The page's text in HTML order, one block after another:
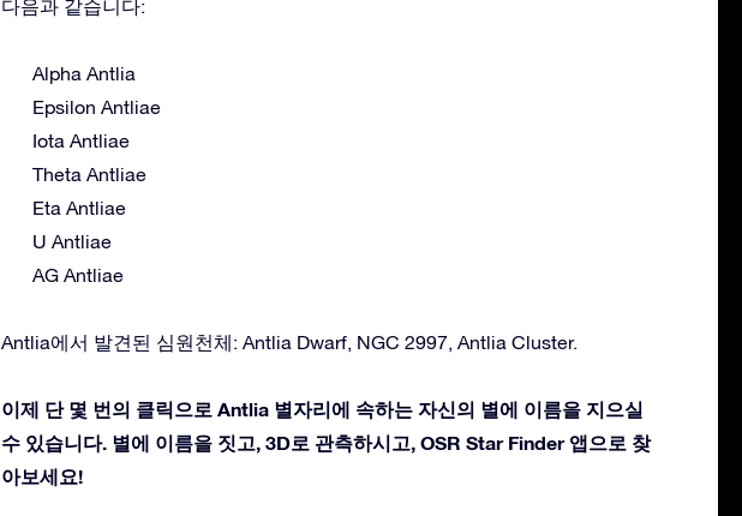
다음과 같습니다:
Alpha Antlia
Epsilon Antliae
Iota Antliae
Theta Antliae
Eta Antliae
U Antliae
AG Antliae
Antlia에서 발견된 심원천체: Antlia Dwarf, NGC 2997, Antlia Cluster.
이제 단 몇 번의 클릭으로 Antlia 별자리에 속하는 자신의 별에 이름을 지으실
수 있습니다. 별에 이름을 짓고, 3D로 관측하시고, OSR Star Finder 앱으로 찾
아보세요!